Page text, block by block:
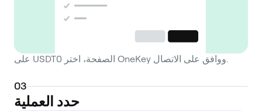
على USDT0 الصفحة، اختر OneKey ووافق على الاتصال.
03
حدد العملية